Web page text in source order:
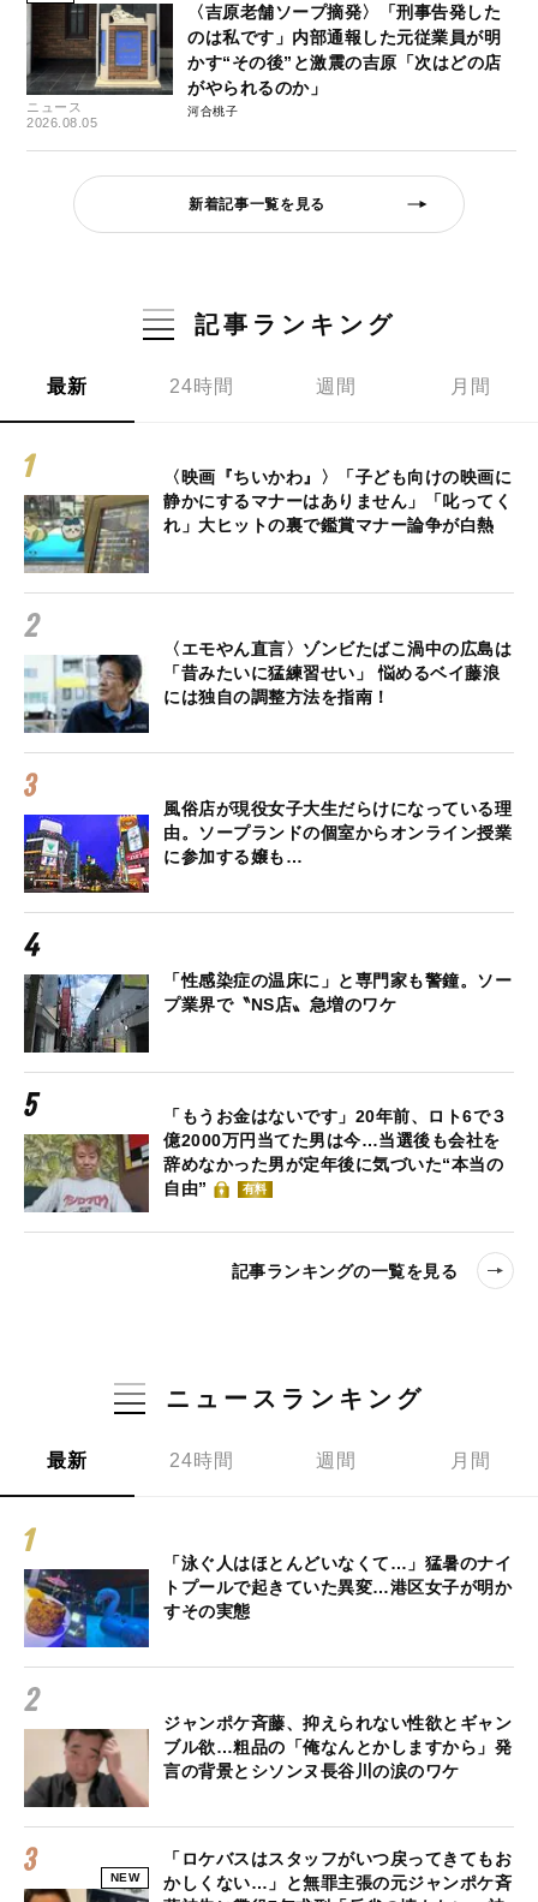
ニュース
2026.08.05
〈吉原老舗ソープ摘発〉「刑事告発した
のは私です」内部通報した元従業員が明
かす“その後”と激震の吉原「次はどの店
がやられるのか」
河合桃子
新着記事一覧を見る
記事ランキング
最新 24時間 週間 月間
〈映画『ちいかわ』〉「子ども向けの映画に
静かにするマナーはありません」「叱ってく
れ」大ヒットの裏で鑑賞マナー論争が白熱
〈エモやん直言〉ゾンビたばこ渦中の広島は
「昔みたいに猛練習せい」 悩めるベイ藤浪
には独自の調整方法を指南！
風俗店が現役女子大生だらけになっている理
由。ソープランドの個室からオンライン授業
に参加する嬢も…
「性感染症の温床に」と専門家も警鐘。ソー
プ業界で〝NS店〟急増のワケ
「もうお金はないです」20年前、ロト6で３
億2000万円当てた男は今…当選後も会社を
辞めなかった男が定年後に気づいた“本当の
自由”
有料
記事ランキングの一覧を見る
ニュースランキング
最新 24時間 週間 月間
「泳ぐ人はほとんどいなくて…」猛暑のナイ
トプールで起きていた異変…港区女子が明か
すその実態
ジャンポケ斉藤、抑えられない性欲とギャン
ブル欲…粗品の「俺なんとかしますから」発
言の背景とシソンヌ長谷川の涙のワケ
NEW
「ロケバスはスタッフがいつ戻ってきてもお
かしくない…」と無罪主張の元ジャンポケ斉